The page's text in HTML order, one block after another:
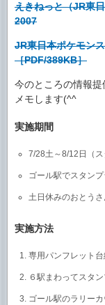
えきねっと（JR東
2007
JR東日本ポケモン
［PDF/389KB］
今のところの情報
メモします(^^ゞ
実施期間
7/28土～8/12日（
ゴール駅でスタン
土日休みのおとう
実施方法
専用パンフレット台
６駅まわってスタ
ゴール駅のラリー